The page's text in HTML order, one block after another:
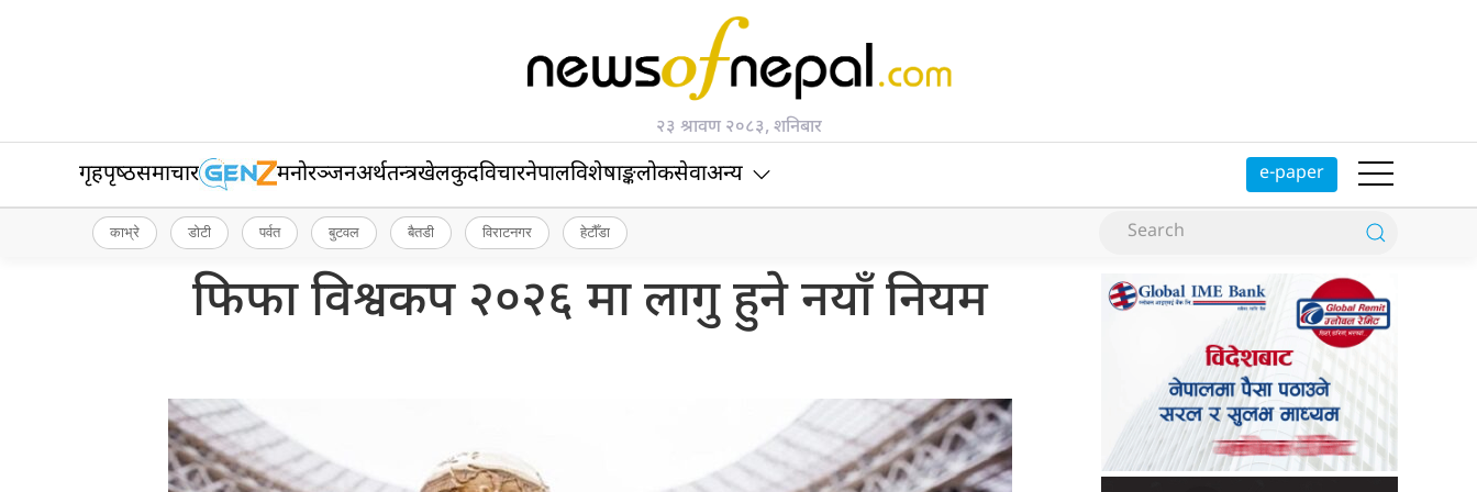
२३ श्रावण २०८३, शनिबार
गृहपृष्‍ठसमाचार मनोरञ्जनअर्थतन्त्रखेलकुदविचारनेपालविशेषाङ्कलोकसेवाअन्य e-paper
काभ्रे डोटी पर्वत बुटवल बैतडी विराटनगर हेटौँडा
फिफा विश्वकप २०२६ मा लागु हुने नयाँ नियम